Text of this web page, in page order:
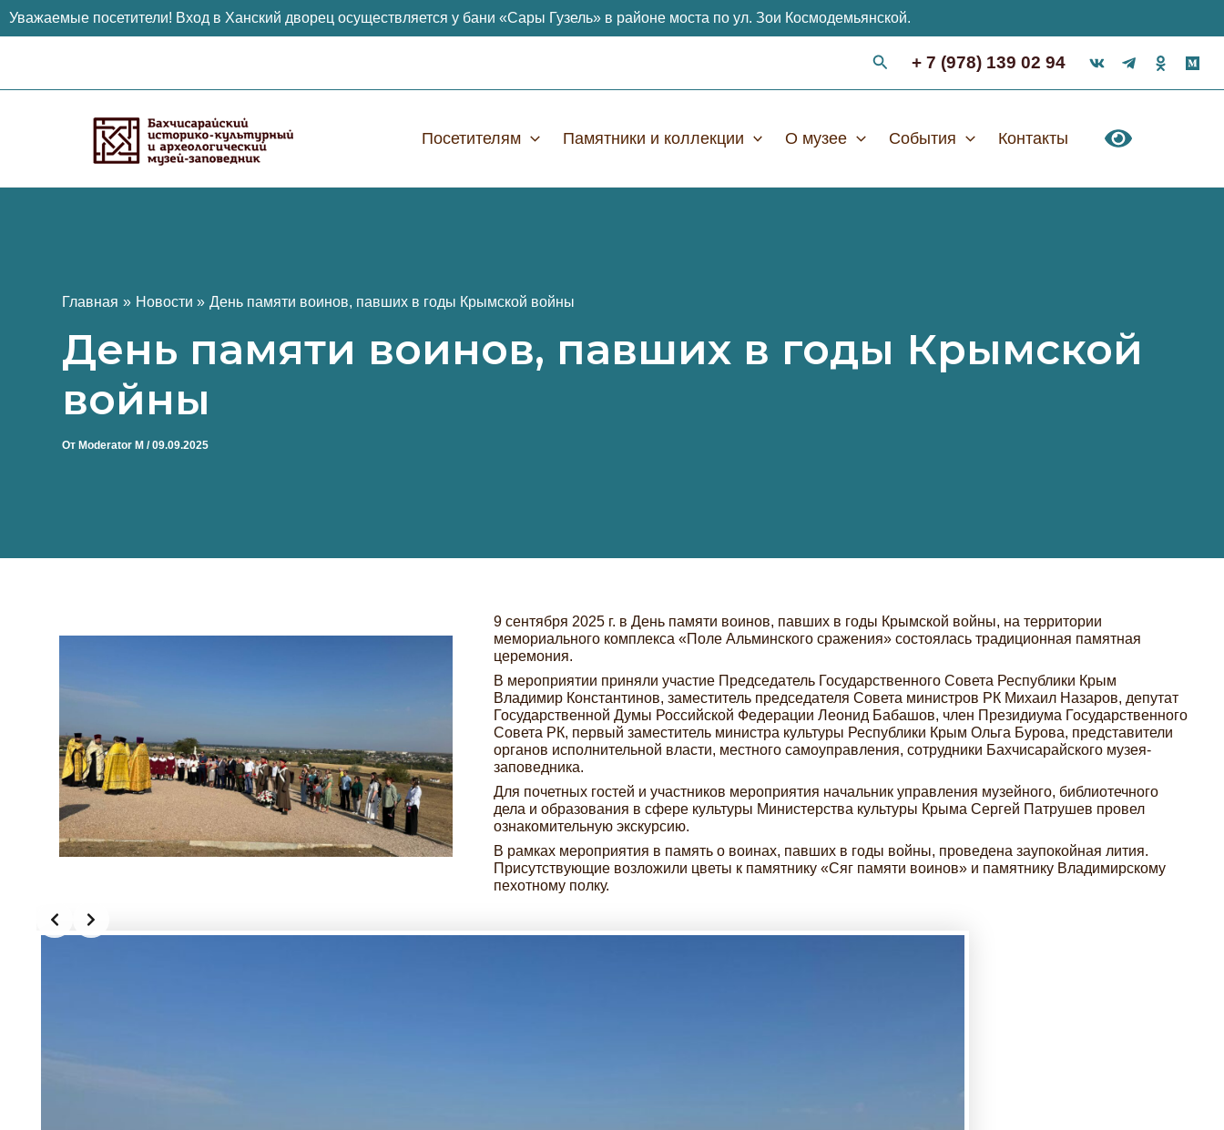
Уважаемые посетители! Вход в Ханский дворец осуществляется у бани «Сары Гузель» в районе моста по ул. Зои Космодемьянской.
+ 7 (978) 139 02 94
Посетителям Памятники и коллекции О музее События Контакты
Главная Новости День памяти воинов, павших в годы Крымской войны
День памяти воинов, павших в годы Крымской
войны
От Moderator M /09.09.2025
9 сентября 2025 г. в День памяти воинов, павших в годы Крымской войны, на территории
мемориального комплекса «Поле Альминского сражения» состоялась традиционная памятная
церемония.
В мероприятии приняли участие Председатель Государственного Совета Республики Крым
Владимир Константинов, заместитель председателя Совета министров РК Михаил Назаров, депутат
Государственной Думы Российской Федерации Леонид Бабашов, член Президиума Государственного
Совета РК, первый заместитель министра культуры Республики Крым Ольга Бурова, представители
органов исполнительной власти, местного самоуправления, сотрудники Бахчисарайского музея-
заповедника.
Для почетных гостей и участников мероприятия начальник управления музейного, библиотечного
дела и образования в сфере культуры Министерства культуры Крыма Сергей Патрушев провел
ознакомительную экскурсию.
В рамках мероприятия в память о воинах, павших в годы войны, проведена заупокойная лития.
Присутствующие возложили цветы к памятнику «Сяг памяти воинов» и памятнику Владимирскому
пехотному полку.